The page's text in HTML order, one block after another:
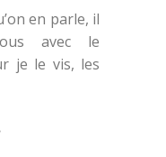
en parle, il
avec le
je le vis, les